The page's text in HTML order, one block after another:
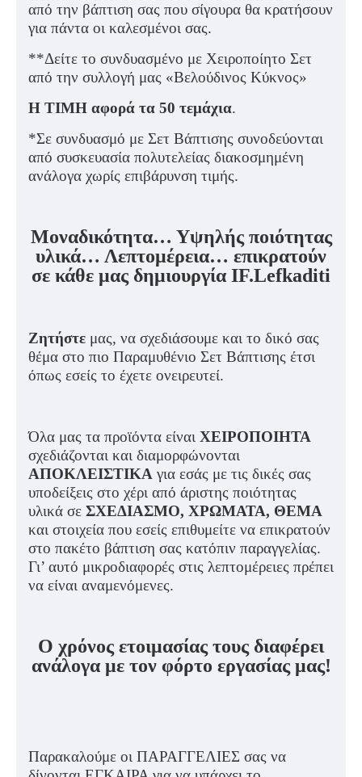
από την βάπτιση σας που σίγουρα θα κρατήσουν
για πάντα οι καλεσμένοι σας.
**Δείτε το συνδυασμένο με Χειροποίητο Σετ
από την συλλογή μας «Βελούδινος Κύκνος»
Η ΤΙΜΗ αφορά τα 50 τεμάχια.
*Σε συνδυασμό με Σετ Βάπτισης συνοδεύονται
από συσκευασία πολυτελείας διακοσμημένη
ανάλογα χωρίς επιβάρυνση τιμής.
Μοναδικότητα… Υψηλής ποιότητας
υλικά… Λεπτομέρεια… επικρατούν
σε κάθε μας δημιουργία IF.Lefkaditi
Ζητήστε μας, να σχεδιάσουμε και το δικό σας
θέμα στο πιο Παραμυθένιο Σετ Βάπτισης έτσι
όπως εσείς το έχετε ονειρευτεί.
Όλα μας τα προϊόντα είναι ΧΕΙΡΟΠΟΙΗΤΑ
σχεδιάζονται και διαμορφώνονται
ΑΠΟΚΛΕΙΣΤΙΚΑ για εσάς με τις δικές σας
υποδείξεις στο χέρι από άριστης ποιότητας
υλικά σε ΣΧΕΔΙΑΣΜΟ, ΧΡΩΜΑΤΑ, ΘΕΜΑ
και στοιχεία που εσείς επιθυμείτε να επικρατούν
στο πακέτο βάπτιση σας κατόπιν παραγγελίας.
Γι’ αυτό μικροδιαφορές στις λεπτομέρειες πρέπει
να είναι αναμενόμενες.
Ο χρόνος ετοιμασίας τους διαφέρει
ανάλογα με τον φόρτο εργασίας μας!
Παρακαλούμε οι ΠΑΡΑΓΓΕΛΙΕΣ σας να